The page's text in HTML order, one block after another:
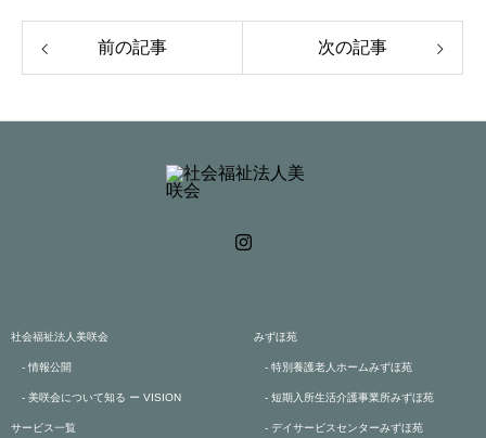
前の記事 次の記事
社会福祉法人美咲会
- 情報公開
- 美咲会について知る ー VISION
サービス一覧
みずほ苑
- 特別養護老人ホームみずほ苑
- 短期入所生活介護事業所みずほ苑
- デイサービスセンターみずほ苑